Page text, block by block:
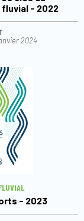
- 2022
2024
- 2023